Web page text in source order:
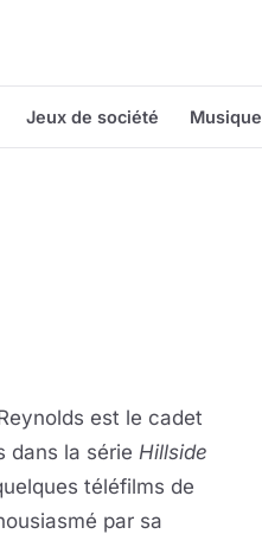
Jeux de société Musique
est le cadet
dans la série Hillside
téléfilms de
par sa